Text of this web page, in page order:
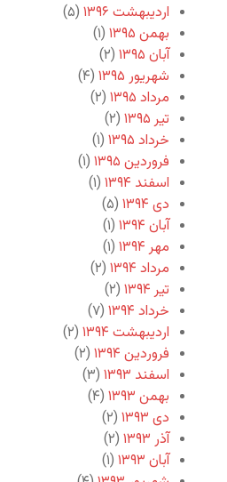
اردیبهشت ۱۳۹۶
(۵)
بهمن ۱۳۹۵
(۱)
آبان ۱۳۹۵
(۲)
شهریور ۱۳۹۵
(۴)
مرداد ۱۳۹۵
(۲)
تیر ۱۳۹۵
(۲)
خرداد ۱۳۹۵
(۱)
فروردین ۱۳۹۵
(۱)
اسفند ۱۳۹۴
(۱)
دی ۱۳۹۴
(۵)
آبان ۱۳۹۴
(۱)
مهر ۱۳۹۴
(۱)
مرداد ۱۳۹۴
(۲)
تیر ۱۳۹۴
(۲)
خرداد ۱۳۹۴
(۷)
اردیبهشت ۱۳۹۴
(۲)
فروردین ۱۳۹۴
(۲)
اسفند ۱۳۹۳
(۳)
بهمن ۱۳۹۳
(۴)
دی ۱۳۹۳
(۲)
آذر ۱۳۹۳
(۲)
آبان ۱۳۹۳
(۱)